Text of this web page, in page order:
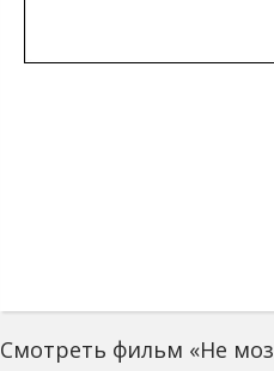
Смотреть фильм «Не